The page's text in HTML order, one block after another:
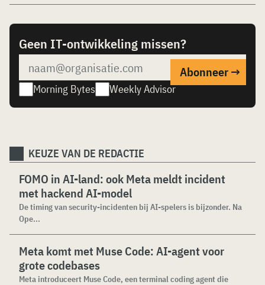
Geen IT-ontwikkeling missen?
Morning Bytes Weekly Advisor
KEUZE VAN DE REDACTIE
FOMO in AI-land: ook Meta meldt incident
met hackend AI-model
De timing van security-incidenten bij AI-spelers is bijzonder. Na
Ope...
Meta komt met Muse Code: AI-agent voor
grote codebases
Meta introduceert Muse Code, een terminal coding agent die